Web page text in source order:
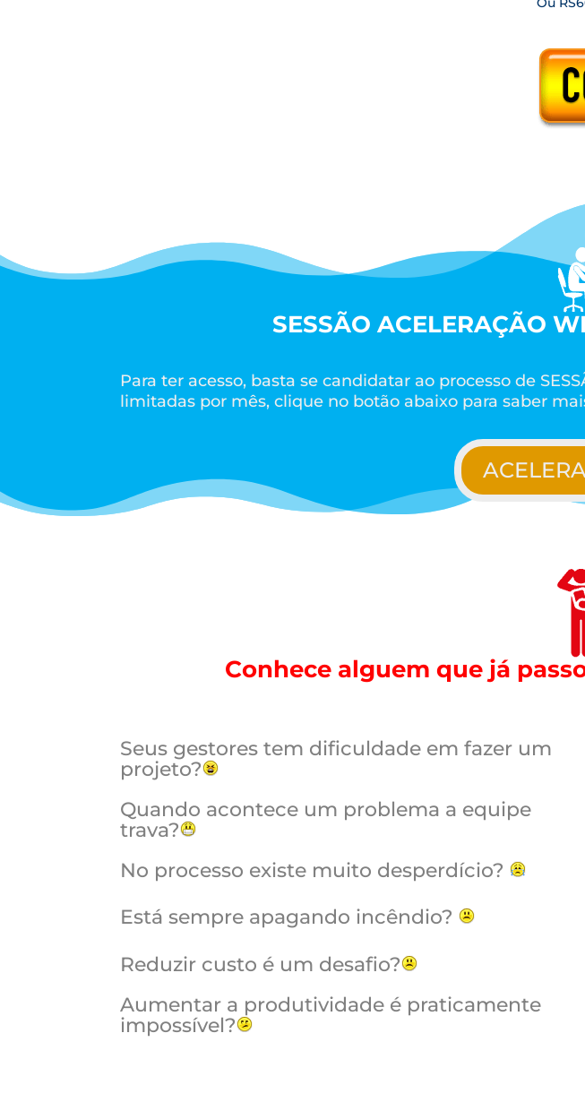
SESSÃO ACELERAÇÃO
Para ter acesso, basta se candidatar ao processo de
limitadas por mês, clique no botão abaixo para saber
Conhece alguem que já
Seus gestores tem dificuldade em fazer um
projeto?
Quando acontece um problema a equipe
trava?
No processo existe muito desperdício?
Está sempre apagando incêndio?
Reduzir custo é um desafio?
Aumentar a produtividade é praticamente
impossível?